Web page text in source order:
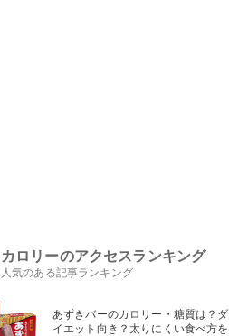
カロリーのアクセスランキング
人気のある記事ランキング
あずきバーのカロリー・糖質は？ダ
イエット向き？太りにくい食べ方を